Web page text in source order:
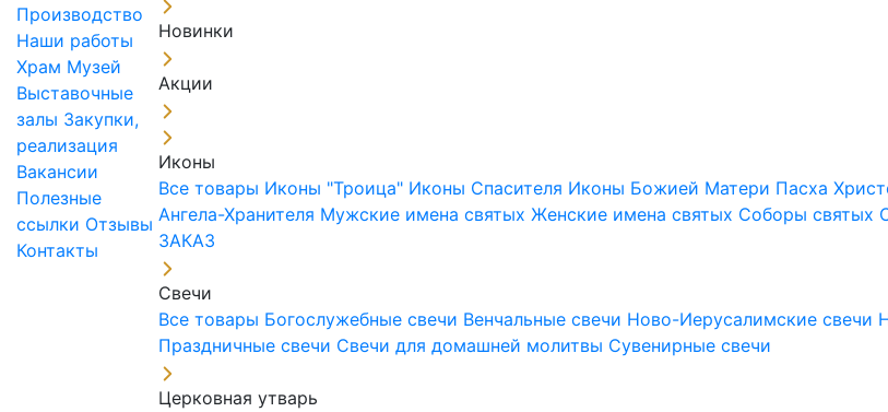
Производство
Наши работы
Храм Музей
Выставочные
залы Закупки,
реализация
Вакансии
Полезные
ссылки Отзывы
Контакты
Новинки
Акции
Иконы
Все товары Иконы "Троица" Иконы Спасителя Иконы Божией Матери Пасха
Ангела-Хранителя Мужские имена святыхЖенские имена святых Соборы святых
ЗАКАЗ
Свечи
Все товары Богослужебные свечи Венчальные свечи Ново-Иерусалимские свечи
Праздничные свечи Свечи для домашней молитвы Сувенирные свечи
Церковная утварь